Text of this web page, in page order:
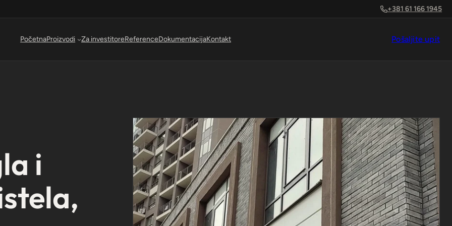
+381 61 166 1945
PočetnaProizvodi Za investitoreReferenceDokumentacijaKontakt Pošaljite upit
i